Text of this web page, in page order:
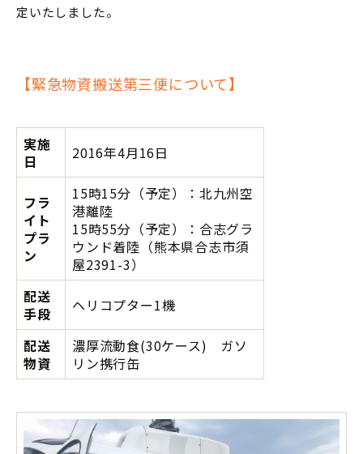
定いたしました。
【緊急物資搬送第三便について】
実施
日
2016年4月16日
フラ
イト
プラ
ン
15時15分（予定）：北九州空
港離陸
15時55分（予定）：合志グラ
ウンド着陸（熊本県合志市須
屋2391-3）
配送
手段
ヘリコプター1機
配送
物資
濃厚流動食(30ケース) ガソ
リン携行缶